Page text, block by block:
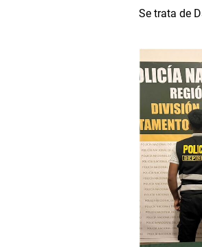
Se trata de